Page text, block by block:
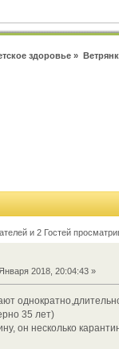
здоровье »
и 2 Гостей
2018, 20:04:43 »
35 лет)
он несколько